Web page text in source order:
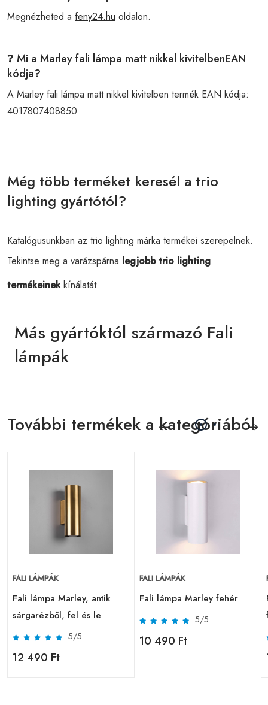
Megnézheted a feny24.hu oldalon.
❓ Mi a Marley fali lámpa matt nikkel kivitelbenEAN
kódja?
A Marley fali lámpa matt nikkel kivitelben termék EAN kódja:
4017807408850
Még több terméket keresél a trio
lighting gyártótól?
Katalógusunkban az trio lighting márka termékei szerepelnek.
Tekintse meg a varázspárna legjobb trio lighting
termékeinekkínálatát.
Más gyártóktól származó Fali
lámpák
További termékek a kategóriából
FALI LÁMPÁK
Fali lámpa Marley, antik
sárgarézből, fel és le
5/5
12 490 Ft
FALI LÁMPÁK
Fali lámpa Marley fehér
5/5
10 490 Ft